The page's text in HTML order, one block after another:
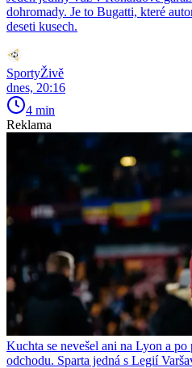
dohromady. Je to Bugatti, které
deseti kusech.
SportyŽivě
dnes, 20:16
4 min
Reklama
Kuchta se nevešel ani na Lyon a
odchodu. Sparta jedná s Legií